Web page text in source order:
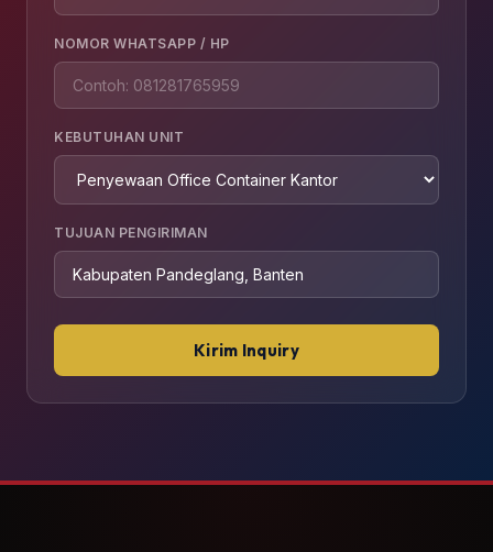
NOMOR WHATSAPP / HP
KEBUTUHAN UNIT
TUJUAN PENGIRIMAN
Kirim Inquiry